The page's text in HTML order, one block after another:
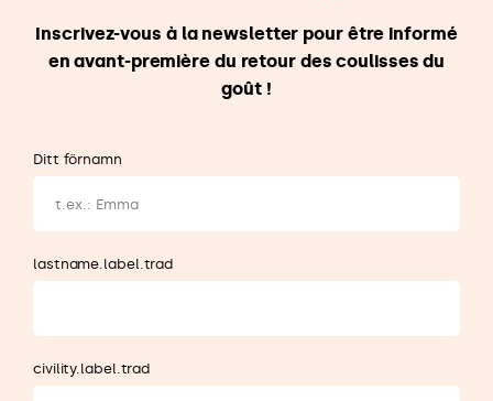
Inscrivez-vous à la newsletter pour être informé
en avant-première du retour des coulisses du
goût !
Ditt förnamn
lastname.label.trad
civility.label.trad